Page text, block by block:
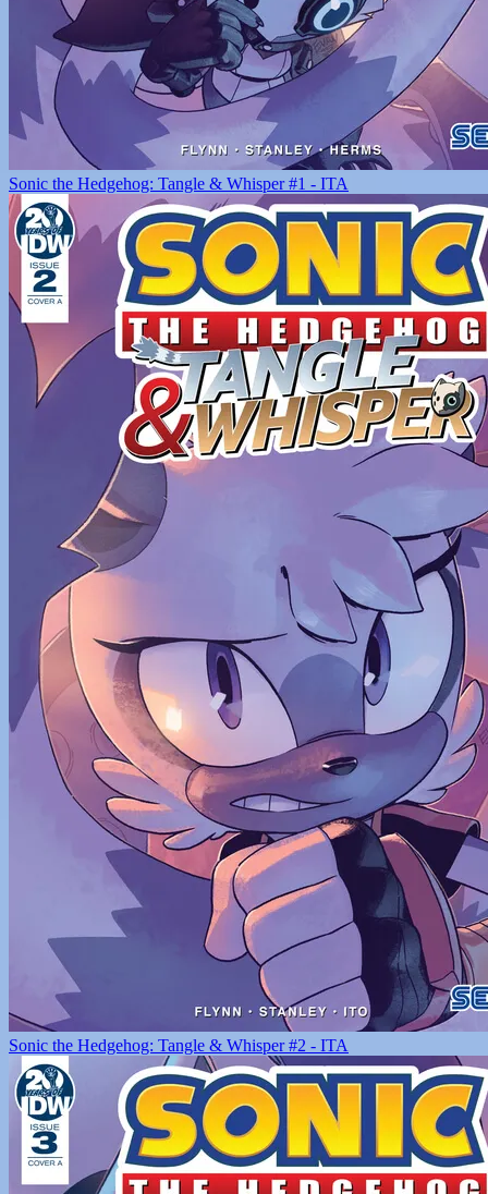
Sonic the Hedgehog: Tangle & Whisper #1 - ITA
Sonic the Hedgehog: Tangle & Whisper #2 - ITA